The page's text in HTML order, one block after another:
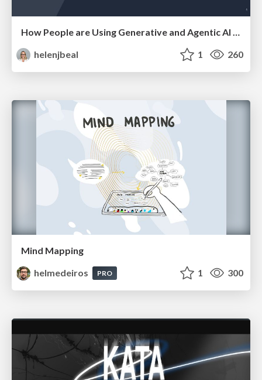
How People are Using Generative and Agentic AI to Supercharge Their Products, Projects, Services and Value Streams Today
helenjbeal
1 260
Mind Mapping
helmedeiros
PRO 1 300